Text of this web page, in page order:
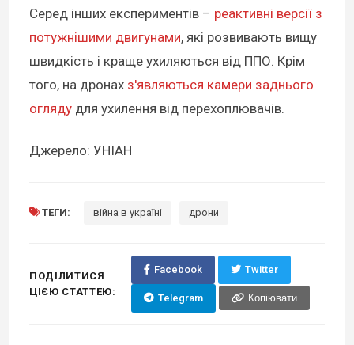
Серед інших експериментів – реактивні версії з
потужнішими двигунами, які розвивають вищу
швидкість і краще ухиляються від ППО. Крім
того, на дронах з'являються камери заднього
огляду для ухилення від перехоплювачів.
Джерело: УНІАН
ТЕГИ: війна в україні дрони
ПОДІЛИТИСЯ
ЦІЄЮ СТАТТЕЮ:
Facebook Twitter
Telegram Копіювати